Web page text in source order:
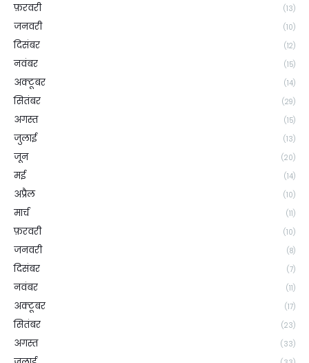
फ़रवरी (13)
जनवरी (10)
दिसंबर (12)
नवंबर (15)
अक्टूबर (14)
सितंबर (29)
अगस्त (15)
जुलाई (13)
जून (20)
मई (14)
अप्रैल (10)
मार्च (11)
फ़रवरी (10)
जनवरी (8)
दिसंबर (7)
नवंबर (11)
अक्टूबर (17)
सितंबर (23)
अगस्त (33)